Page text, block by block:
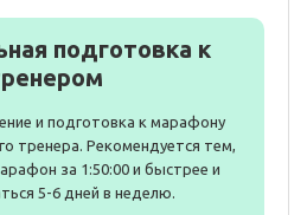
подготовка к
и подготовка к марафону
тренера. Рекомендуется тем,
за 1:50:00 и быстрее и
5-6 дней в неделю.